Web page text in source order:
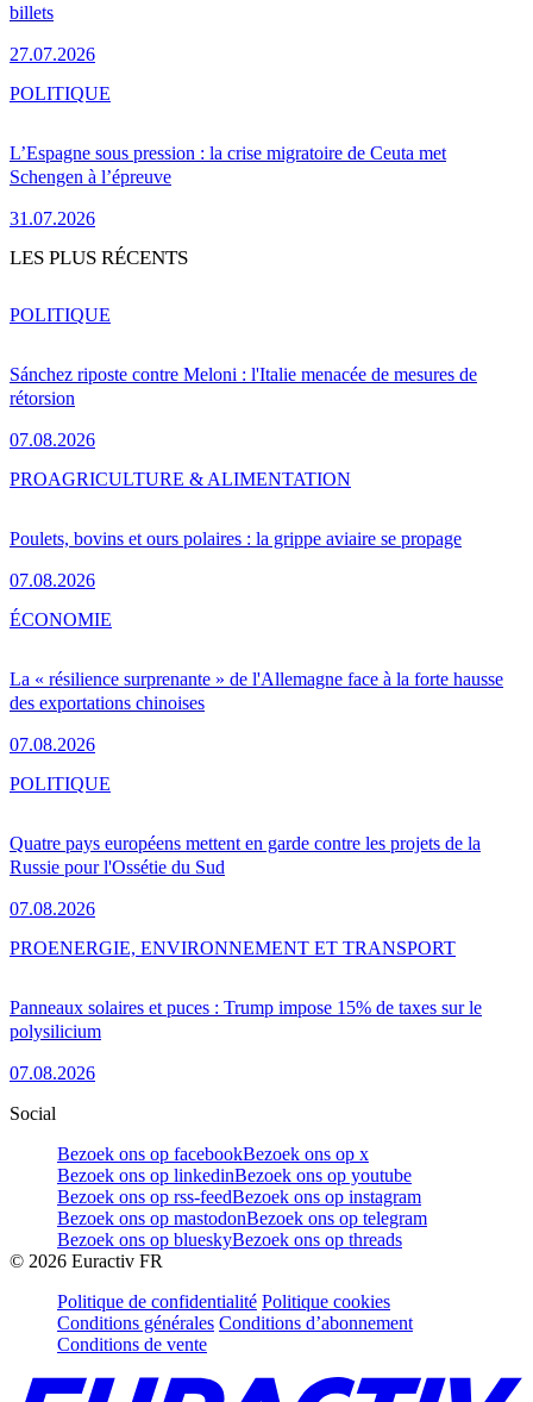
billets
27.07.2026
L’Espagne sous pression : la crise migratoire de Ceuta met
Schengen à l’épreuve
31.07.2026
POLITIQUE
LES PLUS RÉCENTS
Sánchez riposte contre Meloni : l'Italie menacée de mesures de
rétorsion
07.08.2026
POLITIQUE
Poulets, bovins et ours polaires : la grippe aviaire se propage
07.08.2026
PROAGRICULTURE & ALIMENTATION
La « résilience surprenante » de l'Allemagne face à la forte hausse
des exportations chinoises
07.08.2026
ÉCONOMIE
Quatre pays européens mettent en garde contre les projets de la
Russie pour l'Ossétie du Sud
07.08.2026
POLITIQUE
Panneaux solaires et puces : Trump impose 15% de taxes sur le
polysilicium
07.08.2026
PROENERGIE, ENVIRONNEMENT ET TRANSPORT
Social
Bezoek ons op facebookBezoek ons op x
Bezoek ons op linkedinBezoek ons op youtube
Bezoek ons op rss-feedBezoek ons op instagram
Bezoek ons op mastodonBezoek ons op telegram
Bezoek ons op blueskyBezoek ons op threads
© 2026 Euractiv FR
Politique de confidentialité Politique cookies
Conditions générales Conditions d’abonnement
Conditions de vente